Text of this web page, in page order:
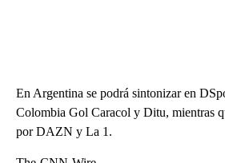
En Argentina se podrá sintonizar en
Colombia Gol Caracol y Ditu, mientras
por DAZN y La 1.